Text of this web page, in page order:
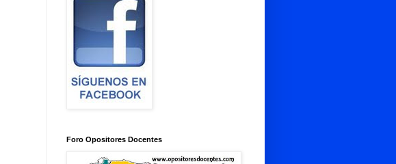
Foro Opositores Docentes